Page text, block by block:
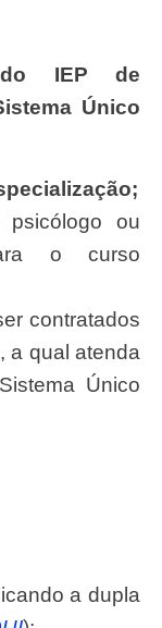
Único
ou
o curso
contratados
a qual atenda
Único
a dupla